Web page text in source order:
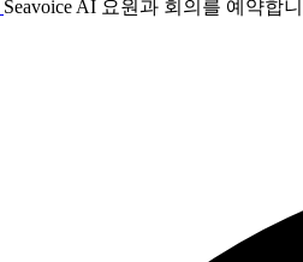
Seavoice AI 요원과 회의를 예약합